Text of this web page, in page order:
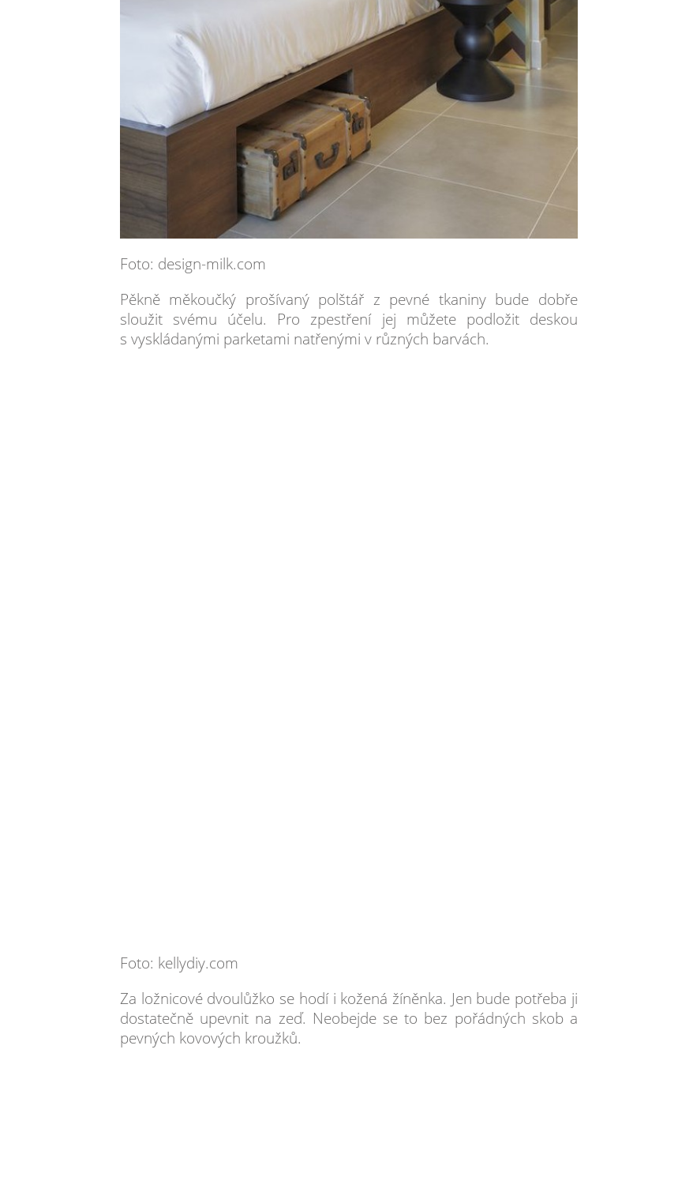
Foto: design-milk.com
Pěkně měkoučký prošívaný polštář z pevné tkaniny bude dobře
sloužit svému účelu. Pro zpestření jej můžete podložit deskou
s vyskládanými parketami natřenými v různých barvách.
Foto: kellydiy.com
Za ložnicové dvoulůžko se hodí i kožená žíněnka. Jen bude potřeba ji
dostatečně upevnit na zeď. Neobejde se to bez pořádných skob a
pevných kovových kroužků.